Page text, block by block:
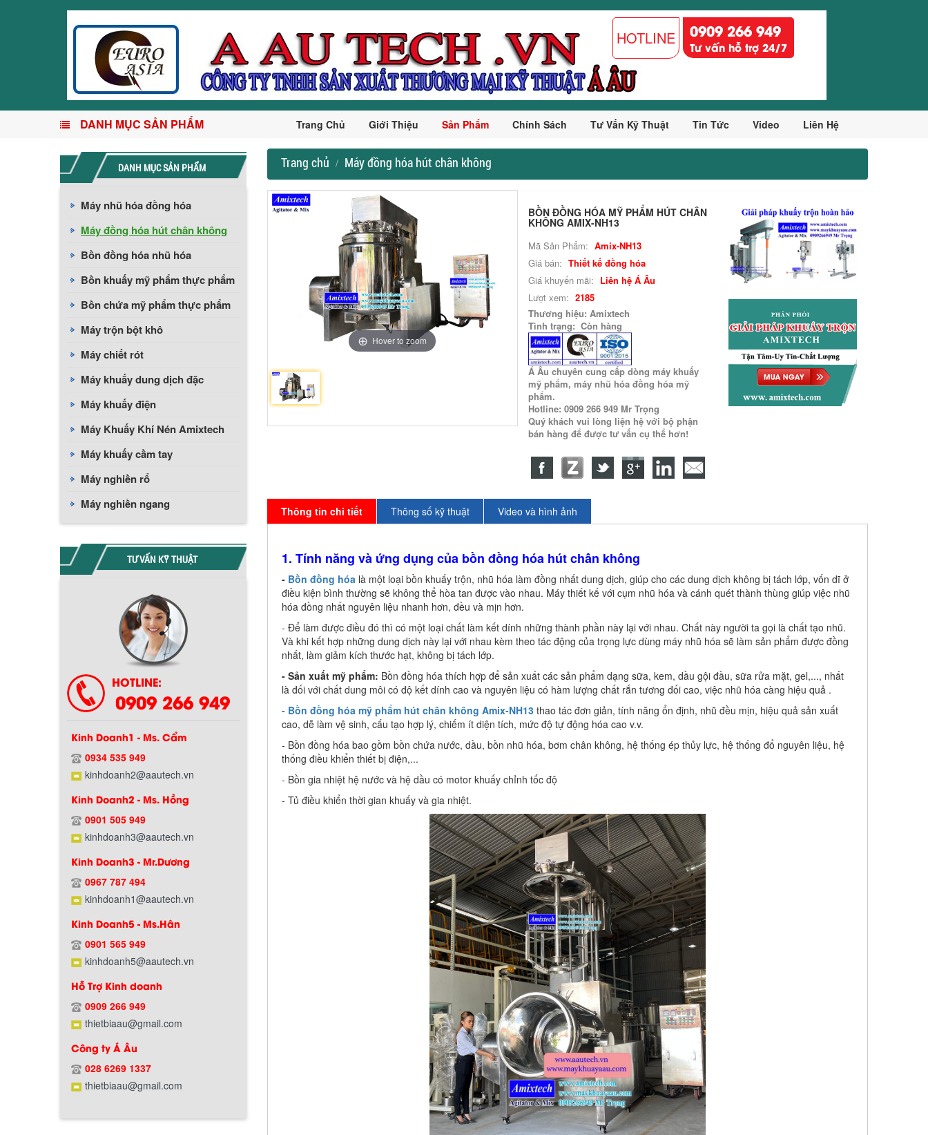
HOTLINE 0909 266 949
Tư vấn hỗ trợ 24/7
DANH MỤC SẢN PHẨM Trang Chủ Giới Thiệu Sản Phẩm Chính Sách Tư Vấn Kỹ Thuật Tin Tức Video Liên Hệ
DANH MỤC SẢN PHẨM
Máy nhũ hóa đồng hóa
Máy đồng hóa hút chân không
Bồn đồng hóa nhũ hóa
Bồn khuấy mỹ phẩm thực phẩm
Bồn chứa mỹ phẩm thực phẩm
Máy trộn bột khô
Máy chiết rót
Máy khuấy dung dịch đặc
Máy khuấy điện
Máy Khuấy Khí Nén Amixtech
Máy khuấy cầm tay
Máy nghiền rổ
Máy nghiền ngang
TƯ VẤN KỸ THUẬT
HOTLINE:
0909 266 949
Kinh Doanh1 - Ms. Cẩm
0934 535 949
kinhdoanh2@aautech.vn
Kinh Doanh2 - Ms. Hồng
0901 505 949
kinhdoanh3@aautech.vn
Kinh Doanh3 - Mr.Dương
0967 787 494
kinhdoanh1@aautech.vn
Kinh Doanh5 - Ms.Hân
0901 565 949
kinhdoanh5@aautech.vn
Hỗ Trợ Kinh doanh
0909 266 949
thietbiaau@gmail.com
Công ty Á Âu
028 6269 1337
thietbiaau@gmail.com
Chính sách bảo hành
Chính sách giao hàng
Hướng dẫn thanh toán mua hàng
Chính sách đổi trả hàng
Chính sách bảo hành
Trang chủ Máy đồng hóa hút chân không
Hover to zoom
BỒN ĐỒNG HÓA MỸ PHẨM HÚT CHÂN
KHÔNG AMIX-NH13
Mã Sản Phẩm: Amix-NH13
Giá bán: Thiết kế đồng hóa
Giá khuyến mãi: Liên hệ Á Âu
Lượt xem: 2185
Thương hiệu: Amixtech
Tình trạng: Còn hàng
Á Âu chuyên cung cấp dòng máy khuấy
mỹ phẩm, máy nhũ hóa đồng hóa mỹ
phẩm.
Hotline: 0909 266 949 Mr Trọng
Quý khách vui lòng liện hệ với bộ phận
bán hàng để được tư vấn cụ thể hơn!
Thông tin chi tiết Thông số kỹ thuật Video và hình ảnh
1. Tính năng và ứng dụng của bồn đồng hóa hút chân không
- Bồn đồng hóa là một loại bồn khuấy trộn, nhũ hóa làm đồng nhất dung dịch, giúp cho các dung dịch không bị tách lớp, vốn dĩ ở
điều kiện bình thường sẽ không thể hòa tan được vào nhau. Máy thiết kế với cụm nhũ hóa và cánh quét thành thùng giúp việc nhũ
hóa đồng nhất nguyên liệu nhanh hơn, đều và mịn hơn.
- Để làm được điều đó thì có một loại chất làm kết dính những thành phần này lại với nhau. Chất này người ta gọi là chất tạo nhũ.
Và khi kết hợp những dung dịch này lại với nhau kèm theo tác động của trọng lực dùng máy nhũ hóa sẽ làm sản phẩm được đồng
nhất, làm giảm kích thước hạt, không bị tách lớp.
- Sản xuất mỹ phẩm: Bồn đồng hóa thích hợp để sản xuất các sản phẩm dạng sữa, kem, dầu gội đầu, sữa rửa mặt, gel,..., nhất
là đối với chất dung môi có độ kết dính cao và nguyên liệu có hàm lượng chất rắn tương đối cao, việc nhũ hóa càng hiệu quả .
- Bồn đồng hóa mỹ phẩm hút chân không Amix-NH13 thao tác đơn giản, tính năng ổn định, nhũ đều mịn, hiệu quả sản xuất
cao, dễ làm vệ sinh, cấu tạo hợp lý, chiếm ít diện tích, mức độ tự động hóa cao v.v.
- Bồn đồng hóa bao gồm bồn chứa nước, dầu, bồn nhũ hóa, bơm chân không, hệ thống ép thủy lực, hệ thống đổ nguyên liệu, hệ
thống điều khiển thiết bị điện,...
- Bồn gia nhiệt hệ nước và hệ dầu có motor khuấy chỉnh tốc độ
- Tủ điều khiển thời gian khuấy và gia nhiệt.